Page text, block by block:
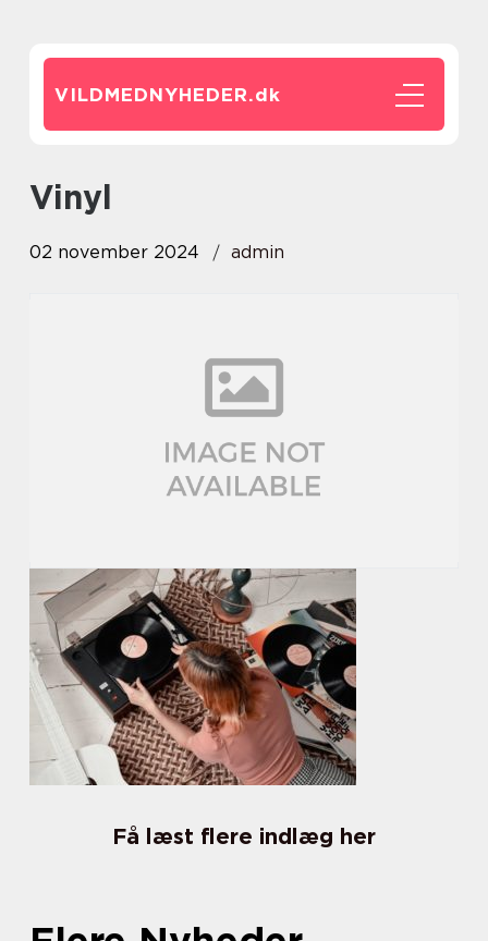
VILDMEDNYHEDER.dk
vinyl
02 november 2024 admin
Få læst flere indlæg her